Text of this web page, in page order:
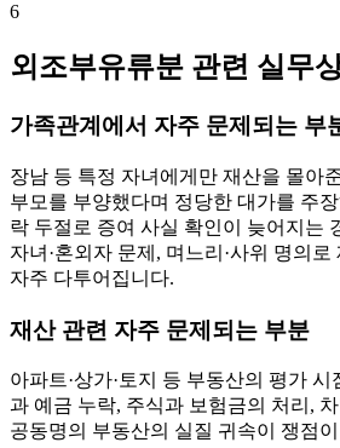
6
외조부유류분 관련 실무
가족관계에서 자주 문제되는 부
장남 등 특정 자녀에게만 재산을 몰아
부모를 부양했다며 정당한 대가를 주
락 두절로 증여 사실 확인이 늦어지는
자녀·혼외자 문제, 며느리·사위 명의
자주 다투어집니다.
재산 관련 자주 문제되는 부분
아파트·상가·토지 등 부동산의 평가
과 예금 누락, 주식과 보험금의 처리,
공동명의 부동산의 실질 귀속이 쟁점